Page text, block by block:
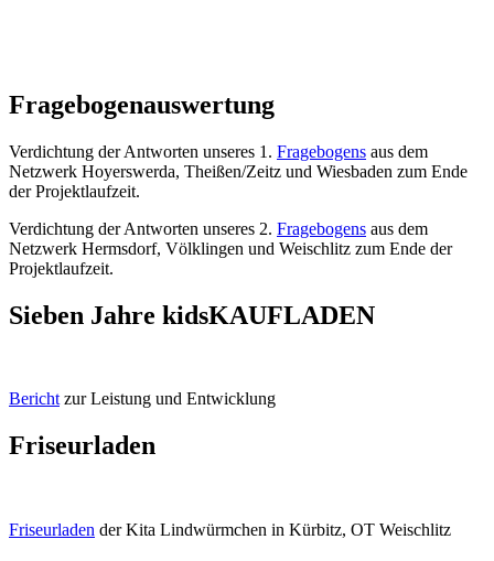
Fragebogenauswertung
Verdichtung der Antworten unseres 1. Fragebogens aus dem
Netzwerk Hoyerswerda, Theißen/Zeitz und Wiesbaden zum Ende
der Projektlaufzeit.
Verdichtung der Antworten unseres 2. Fragebogens aus dem
Netzwerk Hermsdorf, Völklingen und Weischlitz zum Ende der
Projektlaufzeit.
Sieben Jahre kidsKAUFLADEN
Berichtzur Leistung und Entwicklung
Friseurladen
Friseurladen der Kita Lindwürmchen in Kürbitz, OT Weischlitz